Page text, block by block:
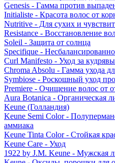
Genesis - Гамма против
Initialiste - Красота волос от
Nutritive - Для сухих и
Resistance - Восстановление
Soleil - Защита от солнца
Specifique -
Curl Manifesto - Уход за
Chroma Absolu - Гамма ухода
Symbiose - Роскошный уход
Premiere - Очищение волос от
Aura Botanica - Органическая
Keune (Голландия)
Keune Semi Color -
аммиака
Keune Tinta Color - Стойкая
Keune Care - Уход
1922 by J.M. Keune - Мужская